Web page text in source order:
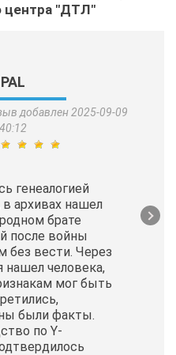
центра "ДТЛ"
добавлен 2025-09-09
генеалогией
архивах нашел
брате
после войны
без вести. Через
человека,
мог быть
были факты.
по Y-